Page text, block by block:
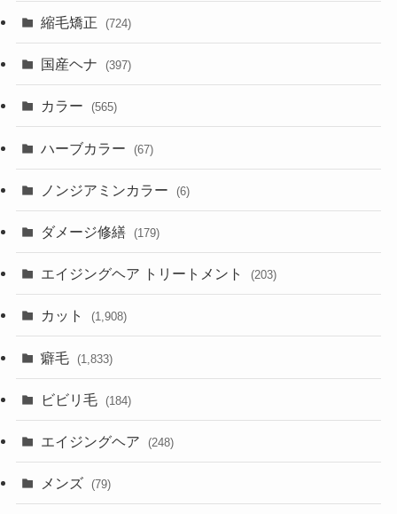
縮毛矯正 (724)
国産ヘナ (397)
カラー (565)
ハーブカラー (67)
ノンジアミンカラー (6)
ダメージ修繕 (179)
エイジングヘア トリートメント (203)
カット (1,908)
癖毛 (1,833)
ビビリ毛 (184)
エイジングヘア (248)
メンズ (79)